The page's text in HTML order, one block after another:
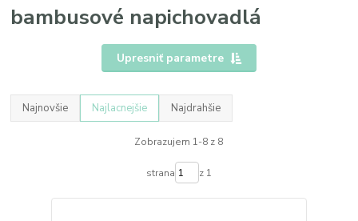
bambusové napichovadlá
Upresniť parametre
Najnovšie Najlacnejšie Najdrahšie
Zobrazujem 1-8 z 8
strana z 1